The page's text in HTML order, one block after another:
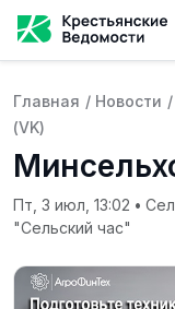
Главная / Новости /
(VK)
Пт, 3 июл, 13:02 •
"Сельский час"